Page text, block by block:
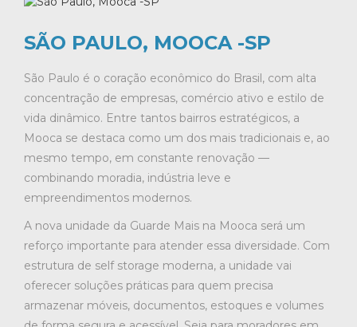
SÃO PAULO, MOOCA -SP
São Paulo é o coração econômico do Brasil, com alta
concentração de empresas, comércio ativo e estilo de
vida dinâmico. Entre tantos bairros estratégicos, a
Mooca se destaca como um dos mais tradicionais e, ao
mesmo tempo, em constante renovação —
combinando moradia, indústria leve e
empreendimentos modernos.
A nova unidade da Guarde Mais na Mooca será um
reforço importante para atender essa diversidade. Com
estrutura de self storage moderna, a unidade vai
oferecer soluções práticas para quem precisa
armazenar móveis, documentos, estoques e volumes